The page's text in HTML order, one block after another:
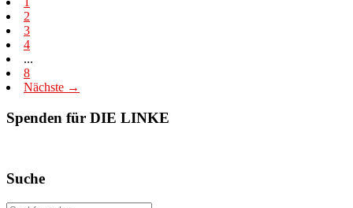
2
3
4
...
8
Nächste →
Spenden für DIE LINKE
Suche